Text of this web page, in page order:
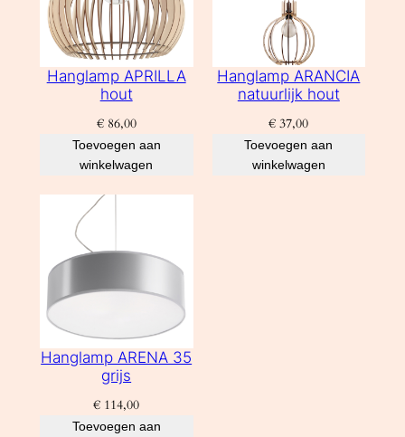
Hanglamp APRILLA
hout
€86,00
Toevoegen aan
winkelwagen
Hanglamp ARANCIA
natuurlijk hout
€ 37,00
Toevoegen aan
winkelwagen
Hanglamp ARENA 35
grijs
€ 114,00
Toevoegen aan